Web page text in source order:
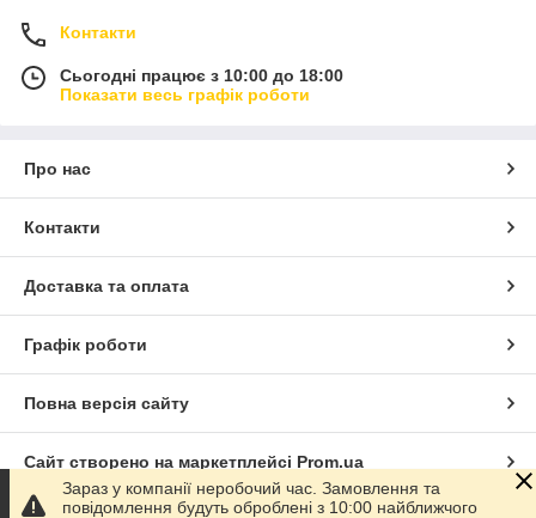
Контакти
Сьогодні працює з 10:00 до 18:00
Показати весь графік роботи
Про нас
Контакти
Доставка та оплата
Графік роботи
Повна версія сайту
Сайт створено на маркетплейсі Prom.ua
Зараз у компанії неробочий час. Замовлення та
повідомлення будуть оброблені з 10:00 найближчого